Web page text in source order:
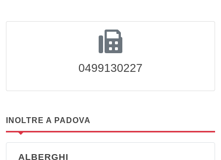
0499130227
INOLTRE A PADOVA
ALBERGHI